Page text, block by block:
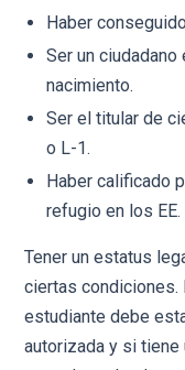
Haber
Ser un
nacimiento.
Ser el titular de
o L-1.
Haber calificado
refugio en los EE.
Tener un estatus
ciertas condiciones.
estudiante debe
autorizada y si tiene